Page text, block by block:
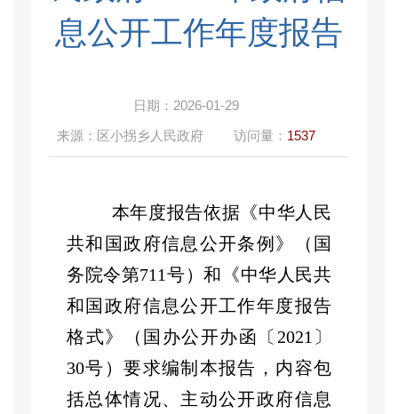
息公开工作年度报告
日期： 2026-01-29
来源： 区小拐乡人民政府 访问量： 1537
本年度报告依据《中华人民
共和国政府信息公开条例》（国
务院令第711号）和《中华人民共
和国政府信息公开工作年度报告
格式》（国办公开办函〔 2021 〕
30号）要求编制本报告， 内容包
括总体情况、主动公开政府信息